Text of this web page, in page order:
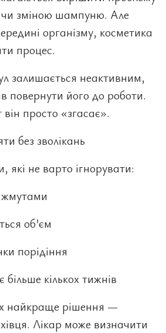
зміною шампуню. Але
організму, косметика
процес.
залишається неактивним,
повернути його до роботи.
просто «згасає».
без зволікань
які не варто ігнорувати:
жмутами
об’єм
порідіння
кількох тижнів
найкраще рішення —
Лікар може визначити